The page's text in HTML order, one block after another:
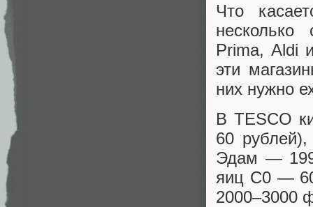
Что
несколько
Prima, Aldi
эти
них нужно
В TESCO
60
Эдам —
яиц С0 —
2000–3000